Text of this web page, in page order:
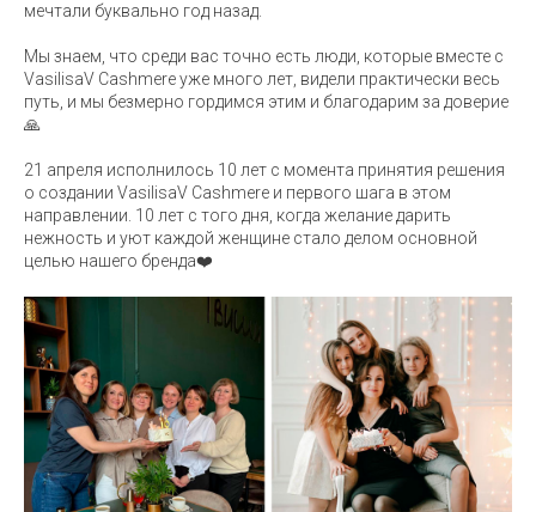
мечтали буквально год назад.
Мы знаем, что среди вас точно есть люди, которые вместе с
VasilisaV Cashmere уже много лет, видели практически весь
путь, и мы безмерно гордимся этим и благодарим за доверие
🙏
21 апреля исполнилось 10 лет с момента принятия решения
о создании VasilisaV Cashmere и первого шага в этом
направлении. 10 лет с того дня, когда желание дарить
нежность и уют каждой женщине стало делом основной
целью нашего бренда❤️